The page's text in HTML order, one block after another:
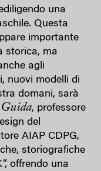
una
Questa
importante
storica, ma
agli
nuovi modelli di
domani, sarà
, professore
del
AIAP CDPG,
storiografiche
offrendo una